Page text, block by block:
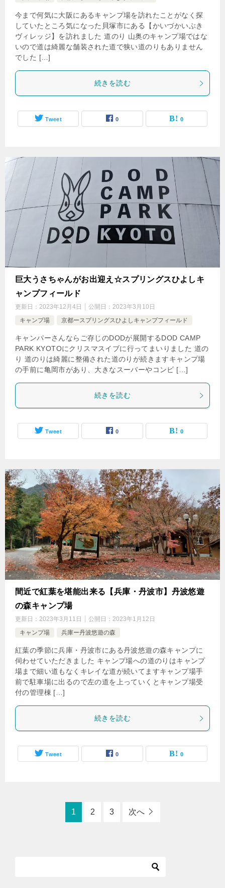
今まで何気に大阪にあるキャンプ場を訪れたことがなく探
していたところ気になった貝塚市にある【かいづかいぶき
ヴィレッジ】を訪れました 道のり 山奥のキャンプ場ではな
いので道は綺麗な舗装された道で狭い道のりもありません
でした […]
続きを読む
Tweet 0 0
巨大うさちゃんがお出迎え☆スプリングスひよしキ
ャンプフィールド
更新日： 2023年12月4日 公開日： 2023年3月10日
キャンプ場
京都ースプリングスひよしキャンプフィールド
キャンパーさんならご存じのDODが展開するDOD CAMP
PARK KYOTOにクリスマスイブに行ってまいりました 道の
り 道のりは綺麗に整備された道のりが続きますキャンプ場
の手前に亀岡市があり、大きなスーパーやコンビ […]
続きを読む
Tweet 0 0
間近で紅葉を堪能出来る【兵庫・丹波市】丹波悠遊
の森キャンプ場
更新日： 2023年3月11日 公開日： 2023年1月12日
キャンプ場
兵庫ー丹波悠遊の森
紅葉の季節に兵庫・丹波市にある丹波悠遊の森キャンプに
伺わせていただきました キャンプ場への道のりはキャンプ
場まで細い道もなくキレイな道が続いてますキャンプ場手
前で駐車場に出るので左の道を上っていくとキャンプ場受
付の管理棟 […]
続きを読む
Tweet 0 0
1 2 3 次へ